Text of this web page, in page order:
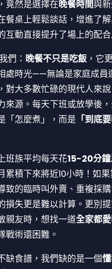
竟然是選擇在晚餐時間與
餐桌上輕鬆談話，增進了
互動直接提升了場上的配
們： 晚餐不只是吃飯 ，它
處時光——無論是家庭成員
對大多數忙碌的現代人來
來源。每天下班或放學後
「怎麼煮」，而是 「到底
班族平均每天花15-20分鐘
累積下來將近10小時！如
致的臨時叫外賣、重複採
損失更是難以計算。更別
親友時，想找一道全家都
戰術還困難。
缺食譜，我們缺的是一個